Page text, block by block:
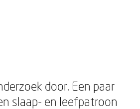
door. Een paar
slaap- en leefpatroon